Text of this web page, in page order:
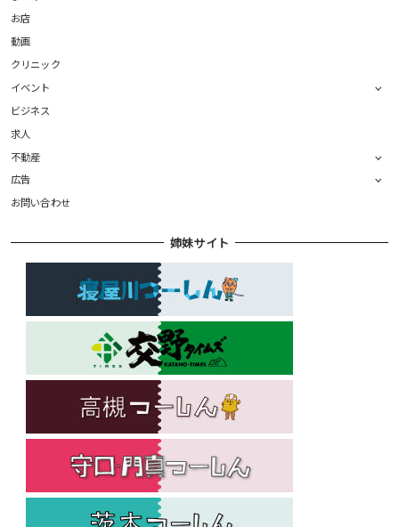
お店
動画
クリニック
イベント
ビジネス
求人
不動産
広告
お問い合わせ
姉妹サイト